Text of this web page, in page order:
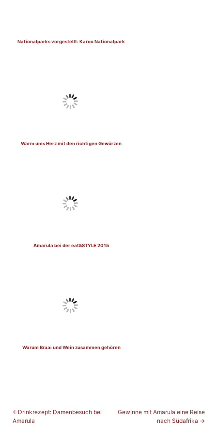
Nationalparks vorgestellt: Karoo Nationalpark
Warm ums Herz mit den richtigen Gewürzen
Amarula bei der eat&STYLE 2015
Warum Braai und Wein zusammen gehören
BEITRAGSNAVIGATION
Drinkrezept: Damenbesuch bei
Amarula
Gewinne mit Amarula eine Reise
nach Südafrika